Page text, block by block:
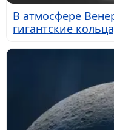
В атмосфере
гигантские